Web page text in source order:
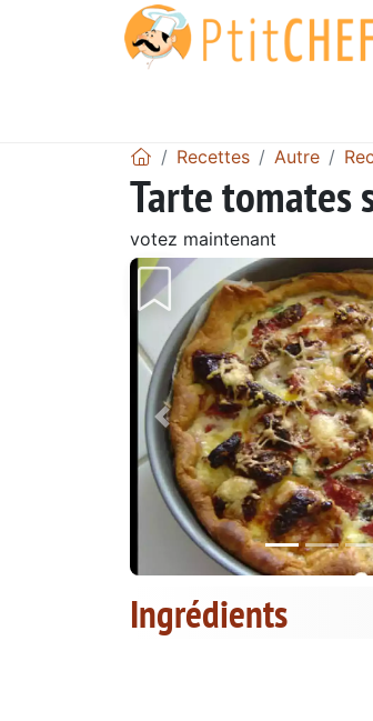
Recettes Autre
Tarte tomates
votez maintenant
Précédent
Ingrédients